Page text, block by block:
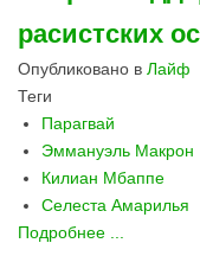
расистских
Опубликовано в Лайф
Теги
Парагвай
Эммануэль Макрон
Килиан Мбаппе
Селеста Амарилья
Подробнее ...